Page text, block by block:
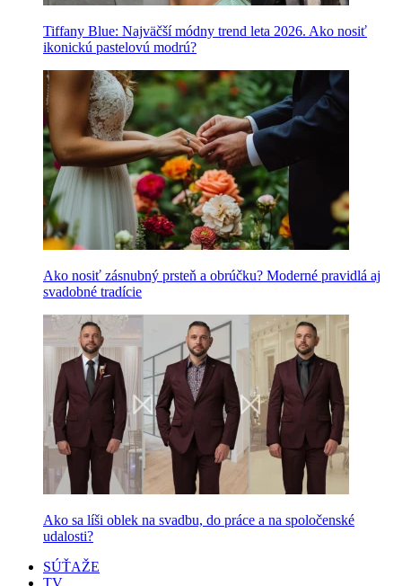
Tiffany Blue: Najväčší módny trend leta 2026. Ako nosiť
ikonickú pastelovú modrú?
Ako nosiť zásnubný prsteň a obrúčku? Moderné pravidlá aj
svadobné tradície
Ako sa líši oblek na svadbu, do práce a na spoločenské
udalosti?
SÚŤAŽE
TV